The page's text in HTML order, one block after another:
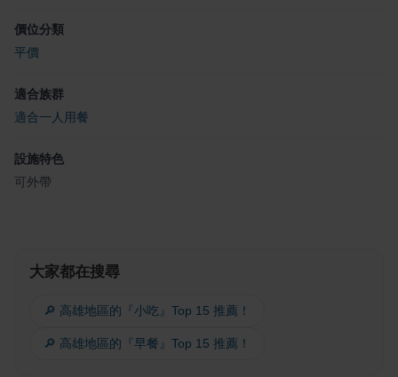
價位分類
平價
適合族群
適合一人用餐
設施特色
可外帶
大家都在搜尋
🔎 高雄地區的『小吃』Top 15 推薦！
🔎 高雄地區的『早餐』Top 15 推薦！